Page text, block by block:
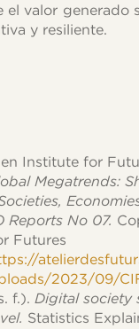
el valor generado
y resiliente.
Institute for
Megatrends:
Reports No 07.
Futures
2023/09/
f.).Digital society
Statistics